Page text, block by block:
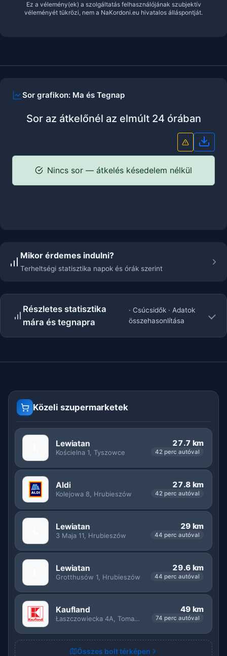
Sor grafikon: Ma és Tegnap
Sor az átkelőnél az elmúlt 24 órában
Nincs sor — átkelés késedelem nélkül
Mikor érdemes indulni?
Terheltségi statisztika napok és órák szerint
Részletes statisztika
mára és tegnapra
· Csúcsidők · Adatok
összehasonlítása
Közeli szupermarketek
Lewiatan
Kościelna 1, Tyszowce
27.7 km
42 perc autóval
Aldi
Kolejowa 8, Hrubieszów
27.8 km
42 perc autóval
Lewiatan
3 Maja 11, Hrubieszów
29 km
44 perc autóval
Lewiatan
Grotthusów 1, Hrubieszów
29.6 km
44 perc autóval
Kaufland
Łaszczowiecka 4A, Tomaszów Lubelski
49 km
74 perc autóval
Összes bolt térképen
Ez a vélemény(ek) a szolgáltatás felhasználójának szubjektív
véleményét tükrözi, nem a NaKordoni.eu hivatalos álláspontját.